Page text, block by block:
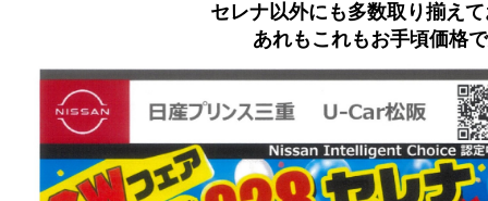
セレナ以外にも多数取り揃え
あれもこれもお手頃価格